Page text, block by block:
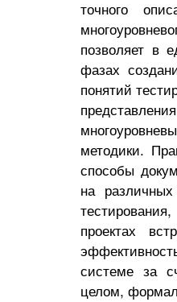
точного
позволяет в
фазах
понятий
методики.
способы
на
проектах
системе за
целом,